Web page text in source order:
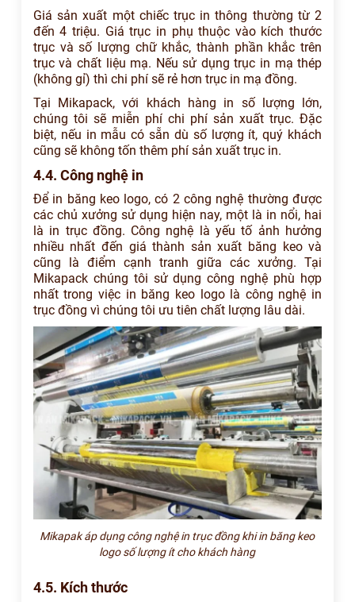
Giá sản xuất một chiếc trục in thông thường từ 2
đến 4 triệu. Giá trục in phụ thuộc vào kích thước
trục và số lượng chữ khắc, thành phần khắc trên
trục và chất liệu mạ. Nếu sử dụng trục in mạ thép
(không gỉ) thì chi phí sẽ rẻ hơn trục in mạ đồng.
Tại Mikapack, với khách hàng in số lượng lớn,
chúng tôi sẽ miễn phí chi phí sản xuất trục. Đặc
biệt, nếu in mẫu có sẵn dù số lượng ít, quý khách
cũng sẽ không tốn thêm phí sản xuất trục in.
4.4. Công nghệ in
Để in băng keo logo, có 2 công nghệ thường được
các chủ xưởng sử dụng hiện nay, một là in nổi, hai
là in trục đồng. Công nghệ là yếu tố ảnh hưởng
nhiều nhất đến giá thành sản xuất băng keo và
cũng là điểm cạnh tranh giữa các xưởng. Tại
Mikapack chúng tôi sử dụng công nghệ phù hợp
nhất trong việc in băng keo logo là công nghệ in
trục đồng vì chúng tôi ưu tiên chất lượng lâu dài.
Mikapak áp dụng công nghệ in trục đồng khi in băng keo
logo số lượng ít cho khách hàng
4.5. Kích thước